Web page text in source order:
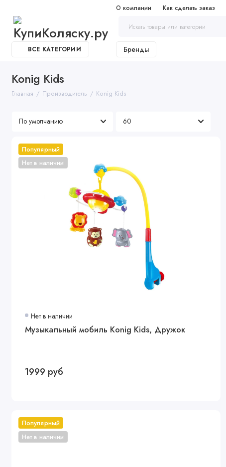
О компании Как сделать заказ
ВСЕ КАТЕГОРИИ Бренды
Konig Kids
Главная Производитель Konig Kids
Популярный
Нет в наличии
Нет в наличии
Музыкальный мобиль Konig Kids, Дружок
1999 руб
Популярный
Нет в наличии